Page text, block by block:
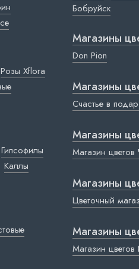
Розы Xflora
Гипсофилы
Каллы
Бобруйск
Магазины
Don Pion
Магазины
Счастье в
Магазины
Магазин
Магазины
Цветочный
Магазины
Магазин